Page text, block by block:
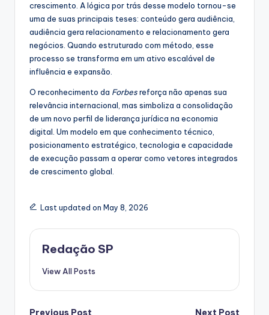
crescimento. A lógica por trás desse modelo tornou-se
uma de suas principais teses: conteúdo gera audiência,
audiência gera relacionamento e relacionamento gera
negócios. Quando estruturado com método, esse
processo se transforma em um ativo escalável de
influência e expansão.
O reconhecimento da Forbesreforça não apenas sua
relevância internacional, mas simboliza a consolidação
de um novo perfil de liderança jurídica na economia
digital. Um modelo em que conhecimento técnico,
posicionamento estratégico, tecnologia e capacidade
de execução passam a operar como vetores integrados
de crescimento global.
Last updated on May 8, 2026
Redação SP
View All Posts
Previous Post Next Post